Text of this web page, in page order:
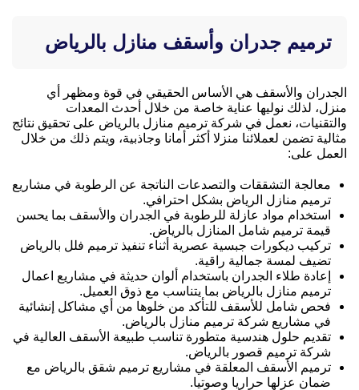
ترميم جدران وأسقف منازل بالرياض
الجدران والأسقف هي الأساس الحقيقي في قوة ومظهر أي
منزل، لذلك نوليها عناية خاصة من خلال أحدث المعدات
والتقنيات، نعمل في شركة ترميم منازل بالرياض على تحقيق نتائج
مثالية تضمن لعملائنا منزلا أكثر أمانا وجاذبية، ويتم ذلك من خلال
العمل على:
معالجة التشققات والتصدعات الناتجة عن الرطوبة في مشاريع
ترميم منازل الرياض بشكل احترافي.
استخدام مواد عازلة للرطوبة في الجدران والأسقف بما يحسن
قيمة ترميم شامل المنازل بالرياض.
تركيب ديكورات جبسية عصرية أثناء تنفيذ ترميم فلل بالرياض
تضيف لمسة جمالية راقية.
إعادة طلاء الجدران باستخدام ألوان حديثة في مشاريع اعمال
ترميم منازل بالرياض بما يتناسب مع ذوق العميل.
فحص شامل للأسقف للتأكد من خلوها من أي مشاكل إنشائية
في مشاريع شركة ترميم منازل بالرياض.
تقديم حلول هندسية متطورة تناسب طبيعة الأسقف العالية في
شركة ترميم قصور بالرياض.
ترميم الأسقف المعلقة في مشاريع ترميم شقق بالرياض مع
ضمان عزلها حراريا وصوتيا.